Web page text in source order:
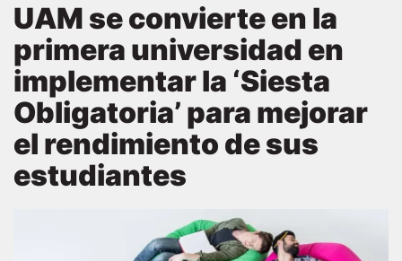
UAM se convierte en la
primera universidad en
implementar la ‘Siesta
Obligatoria’ para mejorar
el rendimiento de sus
estudiantes